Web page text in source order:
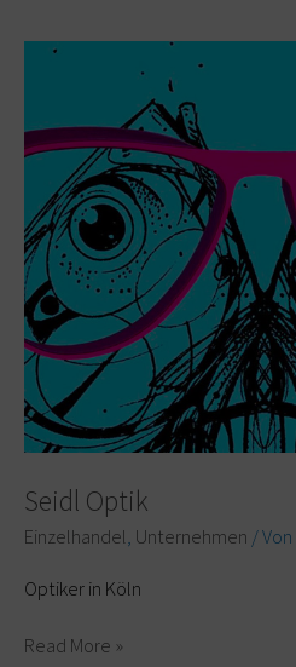
Seidl Optik
Einzelhandel, Unternehmen / Von
Optiker in Köln
Seidl
Read More »